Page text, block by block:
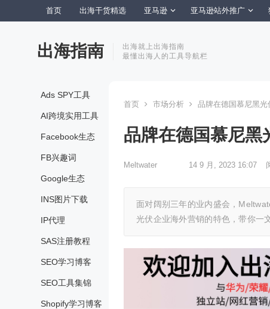
首页 出海干货精选 亚马逊 亚马逊站外推广
出海指南
出海就上出海指南
最懂出海人的工具导航栏
Ads SPY工具
AI跨境实用工具
Facebook生态
FB兴趣词
Google生态
INS图片下载
IP代理
SAS注册教程
SEO学习博客
SEO工具集锦
Shopify学习博客
首页 市场分析 品牌在德国慕尼黑
品牌在德国慕尼黑
Meltwater 14 9 月, 2023 16:07
面对阔别三年的业内盛会，
光伏企业海外营销的特色，带你一